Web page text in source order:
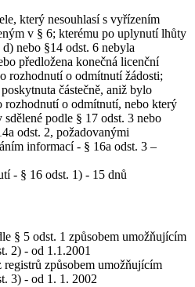
který nesouhlasí s vyřízením
v § 6; kterému po uplynutí lhůty
nebo §14 odst. 6 nebyla
předložena konečná licenční
rozhodnutí o odmítnutí žádosti;
částečně, aniž bylo
rozhodnutí o odmítnutí, nebo který
podle § 17 odst. 3 nebo
odst. 2, požadovanými
informací - § 16a odst. 3 –
- § 16 odst. 1) - 15 dnů
§ 5 odst. 1 způsobem umožňujícím
2) - od 1.1.2001
způsobem umožňujícím
3) - od 1. 1. 2002